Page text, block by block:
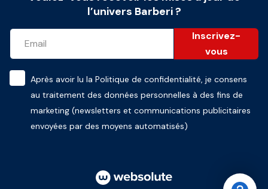
l’univers Barberi ?
Inscrivez-
vous
Après avoir lu la Politique de confidentialité, je consens
au traitement des données personnelles à des fins de
marketing (newsletters et communications publicitaires
envoyées par des moyens automatisés)